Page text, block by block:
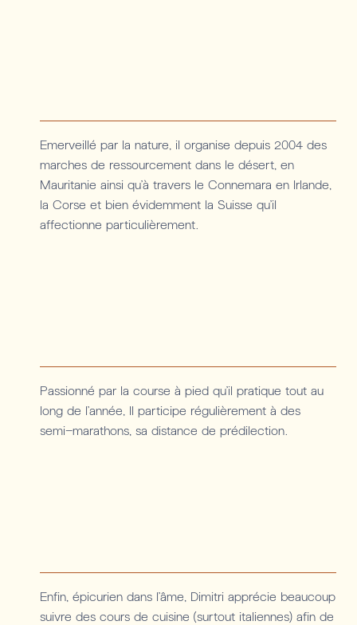
Emerveillé par la nature, il organise depuis 2004 des
marches de ressourcement dans le désert, en
Mauritanie ainsi qu’à travers le Connemara en Irlande,
la Corse et bien évidemment la Suisse qu’il
affectionne particulièrement.
Passionné par la course à pied qu’il pratique tout au
long de l’année, Il participe régulièrement à des
semi-marathons, sa distance de prédilection.
Enfin, épicurien dans l’âme, Dimitri apprécie beaucoup
suivre des cours de cuisine (surtout italiennes) afin de